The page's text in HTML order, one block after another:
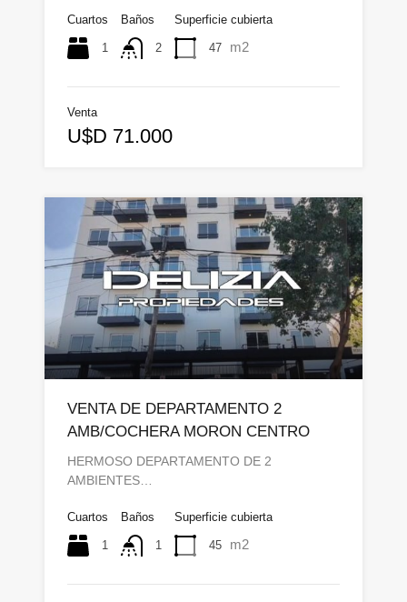
Cuartos
1
Baños
2
Superficie cubierta
47 m2
Venta
U$D 71.000
VENTA DE DEPARTAMENTO 2
AMB/COCHERA MORON CENTRO
HERMOSO DEPARTAMENTO DE 2
AMBIENTES…
Cuartos
1
Baños
1
Superficie cubierta
45 m2